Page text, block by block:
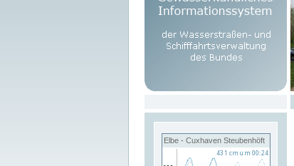
Elbe - Cuxhaven Steubenhöft